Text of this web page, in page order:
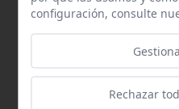
Contacta con nosotros
configuración, consulte
Rechazar